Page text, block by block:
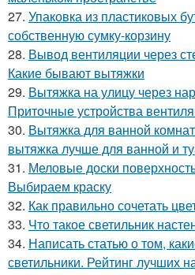
27. Упаковка из пластиковых
собственную сумку-корзину
28. Вывод вентиляции через
Какие бывают вытяжки
29. Вытяжка на улицу через
Приточные устройства
30. Вытяжка для ванной
вытяжка лучше для ванной и
31. Меловые доски
Выбираем краску
32. Как правильно сочетать
33. Что такое светильник
34. Написать статью о том,
светильники. Рейтинг лучших